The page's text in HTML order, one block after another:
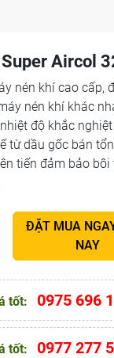
Aircol
nén khí cao cấp,
nén khí khác
độ khắc nghiệt
từ dầu gốc bán
tiến đảm bảo bôi
ĐẶT MUA
NAY
tốt: 0975 696
tốt: 0977 277